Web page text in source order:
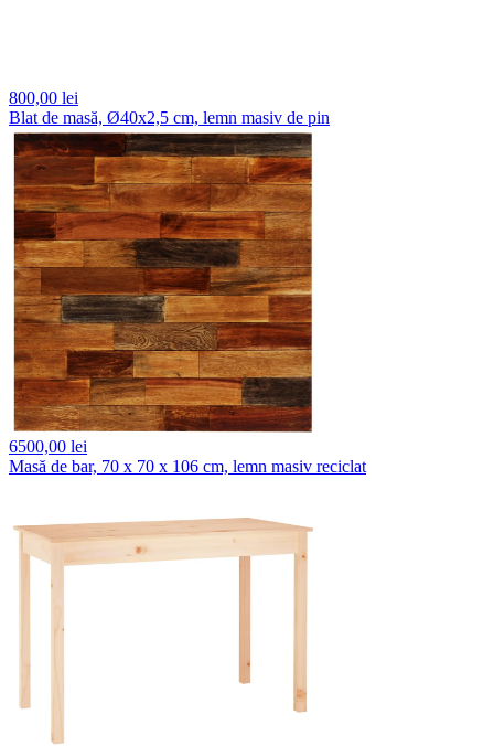
800,00 lei
Blat de masă, Ø40x2,5 cm, lemn masiv de pin
6500,00 lei
Masă de bar, 70 x 70 x 106 cm, lemn masiv reciclat